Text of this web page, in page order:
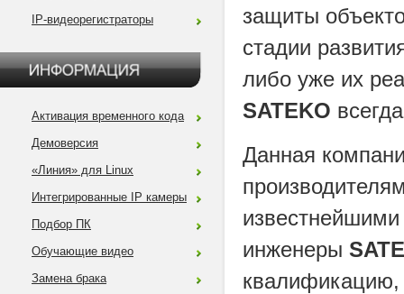
IP-видеорегистраторы
Активация временного кода
Демоверсия
«Линия» для Linux
Интегрированные IP камеры
Подбор ПК
Обучающие видео
Замена брака
защиты
стадии
либо уже их
SATEKO
Данная
инженеры
квалификацию,